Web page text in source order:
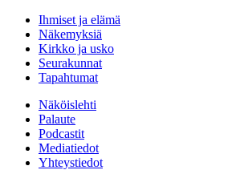
Ihmiset ja elämä
Näkemyksiä
Kirkko ja usko
Seurakunnat
Tapahtumat
Näköislehti
Palaute
Podcastit
Mediatiedot
Yhteystiedot